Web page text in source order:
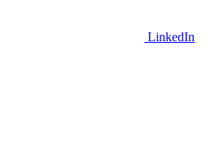
LinkedIn